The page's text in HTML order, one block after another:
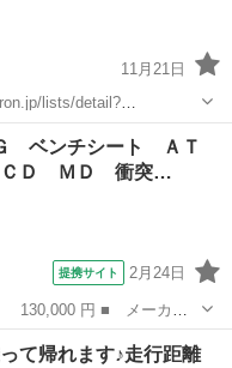
11月21日
lists/detail?
せん ※記載の金額は現金
Ｇ ベンチシート ＡＴ
ＣＤ ＭＤ 衝突…
提携サイト 2月24日
グレード名： Ｇ ベン
ＭＤ 衝突安全ボディ
て帰れます♪走行距離